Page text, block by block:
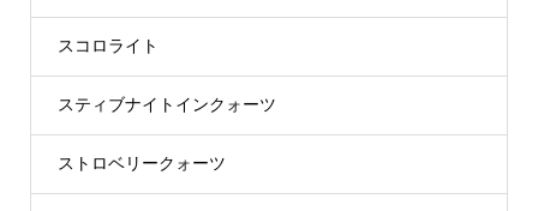
スコロライト
スティブナイトインクォーツ
ストロベリークォーツ